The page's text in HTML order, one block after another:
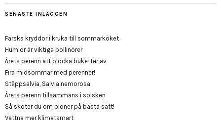
SENASTE INLÄGGEN
Färska kryddor i kruka till sommarköket
Humlor är viktiga pollinörer
Årets perenn att plocka buketter av
Fira midsommar med perenner!
Stäppsalvia, Salvia nemorosa
Årets perenn tillsammans i solsken
Så sköter du om pioner på bästa sätt!
Vattna mer klimatsmart